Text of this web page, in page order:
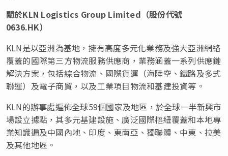
關於KLN Logistics Group Limited （股份代號
0636.HK）
KLN是以亞洲為基地，擁有高度多元化業務及強大亞洲網絡
覆蓋的國際第三方物流服務供應商，業務涵蓋一系列供應鏈
解決方案，包括綜合物流、國際貨運（海陸空、鐵路及多式
聯運）及電子商貿，以及工業項目物流和基建投資等。
KLN的辦事處遍佈全球59個國家及地區，於全球一半新興市
場設立據點，其多元基建設施、廣泛國際樞紐覆蓋和本地專
業知識遍及中國內地、印度、東南亞、獨聯體、中東、拉美
及其他地區。